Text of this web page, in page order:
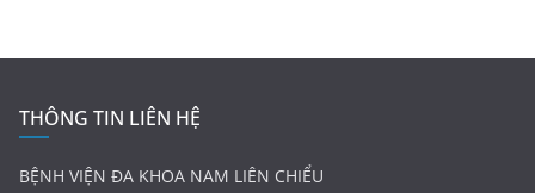
THÔNG TIN LIÊN HỆ
BỆNH VIỆN ĐA KHOA NAM LIÊN CHIỂU